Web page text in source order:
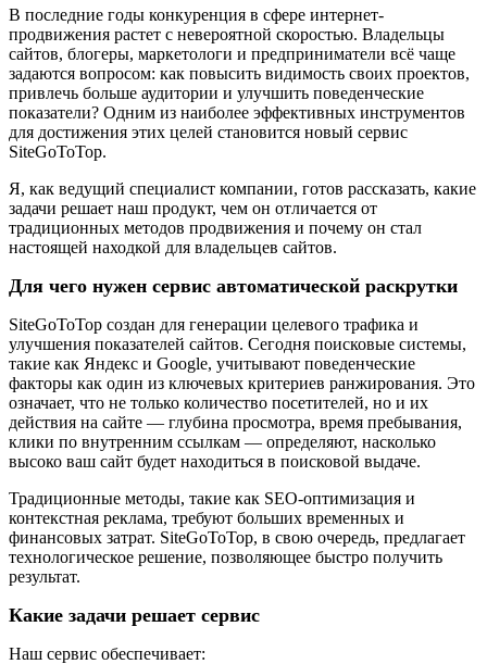
В последние годы конкуренция в сфере интернет-
продвижения растет с невероятной скоростью. Владельцы
сайтов, блогеры, маркетологи и предприниматели всё чаще
задаются вопросом: как повысить видимость своих проектов,
привлечь больше аудитории и улучшить поведенческие
показатели? Одним из наиболее эффективных инструментов
для достижения этих целей становится новый сервис
SiteGoToTop.
Я, как ведущий специалист компании, готов рассказать, какие
задачи решает наш продукт, чем он отличается от
традиционных методов продвижения и почему он стал
настоящей находкой для владельцев сайтов.
Для чего нужен сервис автоматической раскрутки
SiteGoToTop создан для генерации целевого трафика и
улучшения показателей сайтов. Сегодня поисковые системы,
такие как Яндекс и Google, учитывают поведенческие
факторы как один из ключевых критериев ранжирования. Это
означает, что не только количество посетителей, но и их
действия на сайте — глубина просмотра, время пребывания,
клики по внутренним ссылкам — определяют, насколько
высоко ваш сайт будет находиться в поисковой выдаче.
Традиционные методы, такие как SEO-оптимизация и
контекстная реклама, требуют больших временных и
финансовых затрат. SiteGoToTop, в свою очередь, предлагает
технологическое решение, позволяющее быстро получить
результат.
Какие задачи решает сервис
Наш сервис обеспечивает: